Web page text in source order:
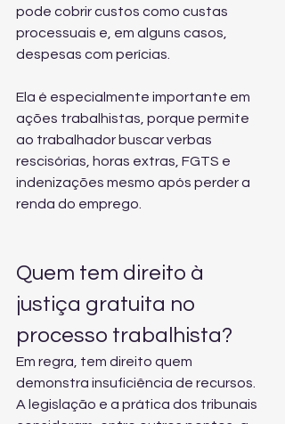
pode cobrir custos como custas
processuais e, em alguns casos,
despesas com perícias.
Ela é especialmente importante em
ações trabalhistas, porque permite
ao trabalhador buscar verbas
rescisórias, horas extras, FGTS e
indenizações mesmo após perder a
renda do emprego.
Quem tem direito à
justiça gratuita no
processo trabalhista?
Em regra, tem direito quem
demonstra insuficiência de recursos.
A legislação e a prática dos tribunais